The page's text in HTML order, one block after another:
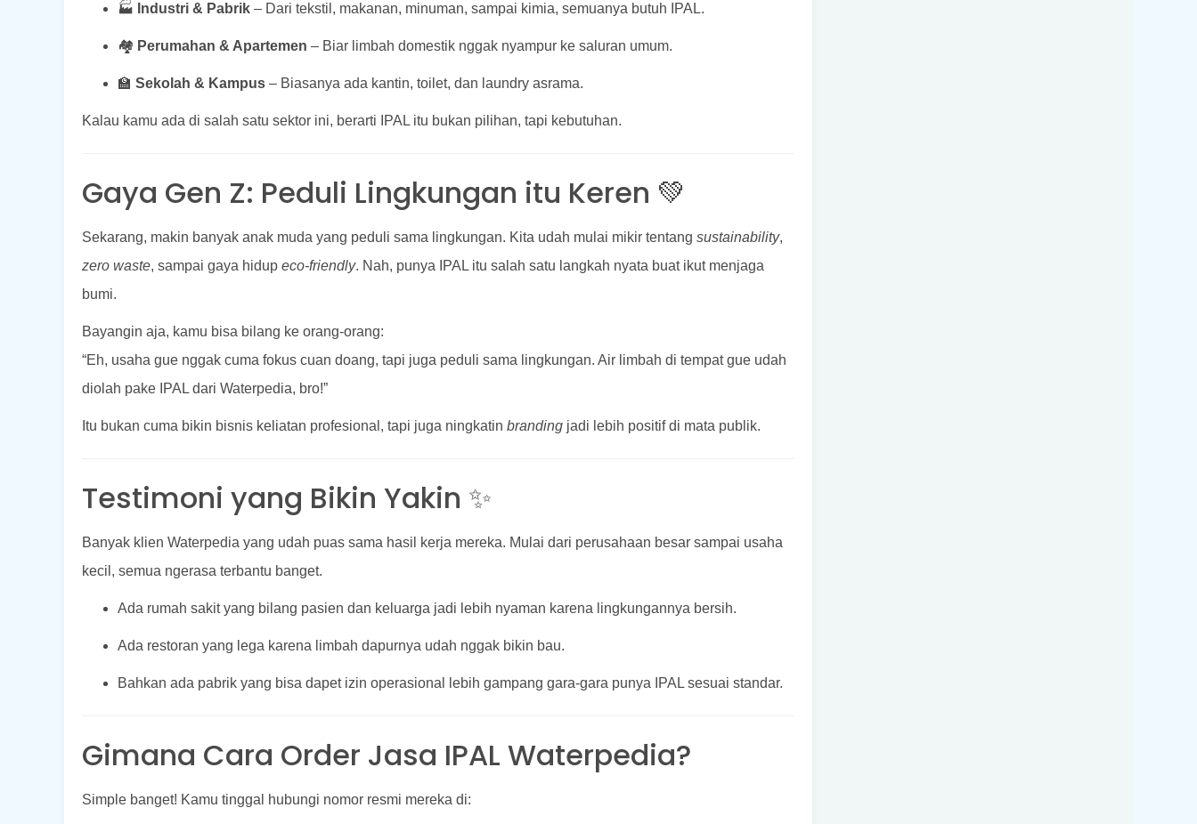
🏭 Industri & Pabrik – Dari tekstil, makanan, minuman, sampai kimia, semuanya butuh IPAL.
🏘️ Perumahan & Apartemen – Biar limbah domestik nggak nyampur ke saluran umum.
🏫 Sekolah & Kampus – Biasanya ada kantin, toilet, dan laundry asrama.
Kalau kamu ada di salah satu sektor ini, berarti IPAL itu bukan pilihan, tapi kebutuhan.
Gaya Gen Z: Peduli Lingkungan itu Keren 💚
Sekarang, makin banyak anak muda yang peduli sama lingkungan. Kita udah mulai mikir tentang sustainability,
zero waste, sampai gaya hidup eco-friendly. Nah, punya IPAL itu salah satu langkah nyata buat ikut menjaga
bumi.
Bayangin aja, kamu bisa bilang ke orang-orang:
“Eh, usaha gue nggak cuma fokus cuan doang, tapi juga peduli sama lingkungan. Air limbah di tempat gue udah
diolah pake IPAL dari Waterpedia, bro!”
Itu bukan cuma bikin bisnis keliatan profesional, tapi juga ningkatin branding jadi lebih positif di mata publik.
Testimoni yang Bikin Yakin ✨
Banyak klien Waterpedia yang udah puas sama hasil kerja mereka. Mulai dari perusahaan besar sampai usaha
kecil, semua ngerasa terbantu banget.
Ada rumah sakit yang bilang pasien dan keluarga jadi lebih nyaman karena lingkungannya bersih.
Ada restoran yang lega karena limbah dapurnya udah nggak bikin bau.
Bahkan ada pabrik yang bisa dapet izin operasional lebih gampang gara-gara punya IPAL sesuai standar.
Gimana Cara Order Jasa IPAL Waterpedia?
Simple banget! Kamu tinggal hubungi nomor resmi mereka di: